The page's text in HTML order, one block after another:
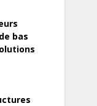
bas